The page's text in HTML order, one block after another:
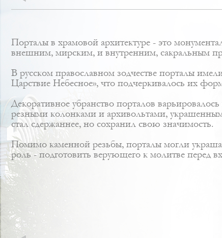
Порталы в храмовой архитектуре - это
внешним, мирским, и внутренним, сакральным
В русском православном зодчестве порталы
Царствие Небесное», что подчеркивалось их
Декоративное убранство порталов
резными колонками и архивольтами,
стал сдержаннее, но сохранил свою значимость.
Помимо каменной резьбы, порталы могли
роль - подготовить верующего к молитве перед